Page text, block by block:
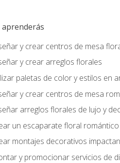
aprenderás
y crear centros de mesa
y crear arreglos florales
paletas de color y estilos en
y crear centros de mesa
arreglos florales de lujo y
un escaparate floral
montajes decorativos
y promocionar servicios de